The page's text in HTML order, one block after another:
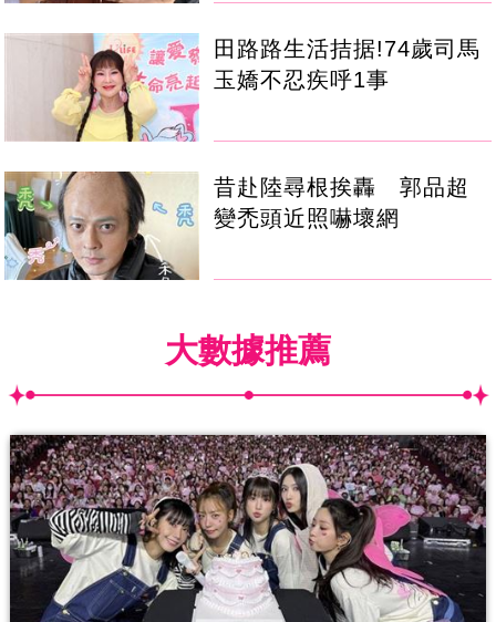
田路路生活拮据!74歲司馬
玉嬌不忍疾呼1事
昔赴陸尋根挨轟 郭品超
變禿頭近照嚇壞網
大數據推薦